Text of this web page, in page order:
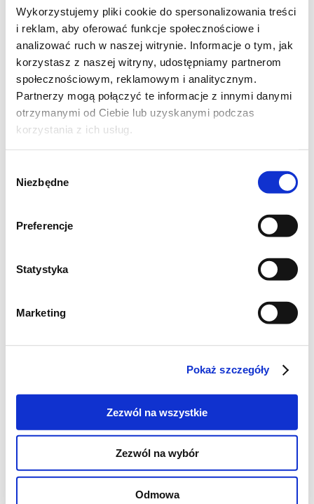
Wykorzystujemy pliki cookie do spersonalizowania treści
i reklam, aby oferować funkcje społecznościowe i
analizować ruch w naszej witrynie. Informacje o tym, jak
korzystasz z naszej witryny, udostępniamy partnerom
społecznościowym, reklamowym i analitycznym.
Partnerzy mogą połączyć te informacje z innymi danymi
otrzymanymi od Ciebie lub uzyskanymi podczas
korzystania z ich usług.
zgody
Niezbędne
Preferencje
Statystyka
Marketing
Pokaż szczegóły
Zezwól na wszystkie
Zezwól na wybór
Odmowa
chrzanu) od razu chciałam go sprawdzić.
szklanka mleka,
3 szklanki bulionu warzywnego,
3 łyżki chrzanu,
2 łyżeczki soku z cytryny,
gałka muszkatołowa,
oliwa